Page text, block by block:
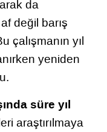
da
değil barış
çalışmanın yıl
yeniden
süre yıl
araştırılmaya